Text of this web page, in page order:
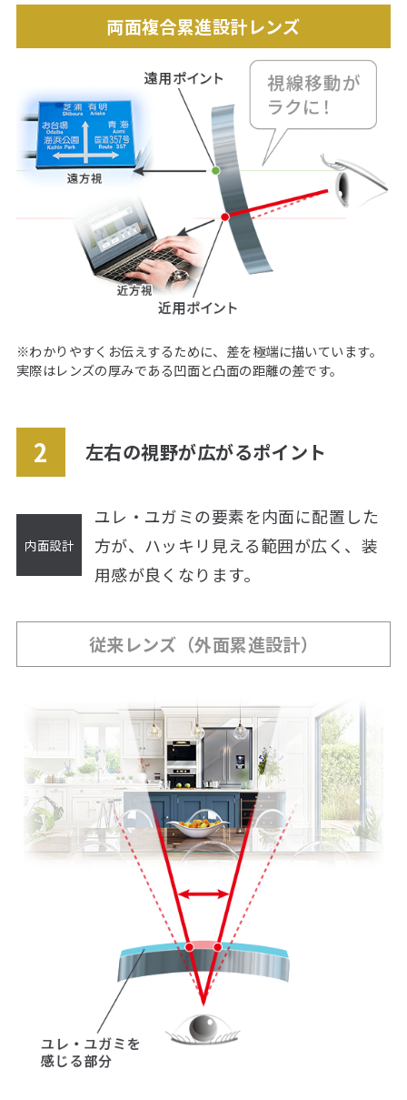
両面複合累進設計レンズ
※わかりやすくお伝えするために、差を極端に描いています。
実際はレンズの厚みである凹面と凸面の距離の差です。
左右の視野が広がるポイント
ユレ・ユガミの要素を内面に配置した
方が、 ハッキリ見える範囲が広く、装
用感が良くなります。
従来レンズ（外面累進設計）